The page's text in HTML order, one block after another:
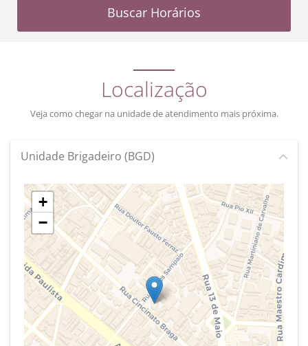
Buscar Horários
Localização
Veja como chegar na unidade de atendimento mais próxima.
Unidade Brigadeiro (BGD)
+
−